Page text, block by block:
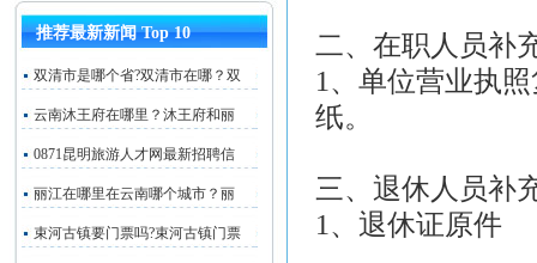
推荐最新新闻 Top 10
双清市是哪个省?双清市在哪？双
云南沐王府在哪里？沐王府和丽
0871昆明旅游人才网最新招聘信
丽江在哪里在云南哪个城市？丽
束河古镇要门票吗?束河古镇门票
二、在职人员补
1、单位营业执
纸。
三、退休人员补
1、退休证原件